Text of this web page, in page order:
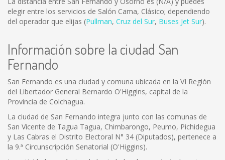
elegir entre los servicios de Salón Cama, Clásico; dependiendo
del operador que elijas (Pullman, Cruz del Sur, Buses Jet Sur).
Información sobre la ciudad San
Fernando
San Fernando es una ciudad y comuna ubicada en la VI Región
del Libertador General Bernardo O'Higgins, capital de la
Provincia de Colchagua.
La ciudad de San Fernando integra junto con las comunas de
San Vicente de Tagua Tagua, Chimbarongo, Peumo, Pichidegua
y Las Cabras el Distrito Electoral N° 34 (Diputados), pertenece a
la 9.ª Circunscripción Senatorial (O'Higgins).